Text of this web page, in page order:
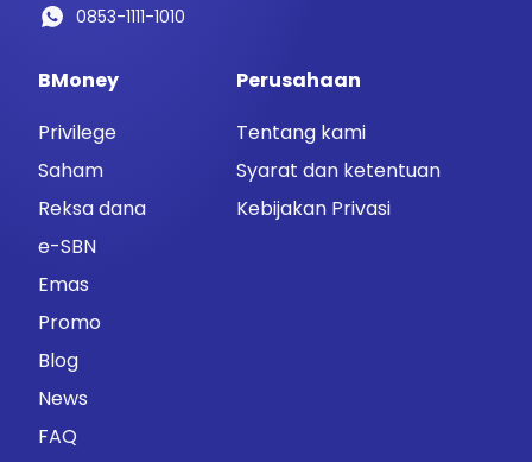
0853-1111-1010
BMoney
Privilege
Saham
Reksa dana
e-SBN
Emas
Promo
Blog
News
FAQ
Perusahaan
Tentang kami
Syarat dan ketentuan
Kebijakan Privasi